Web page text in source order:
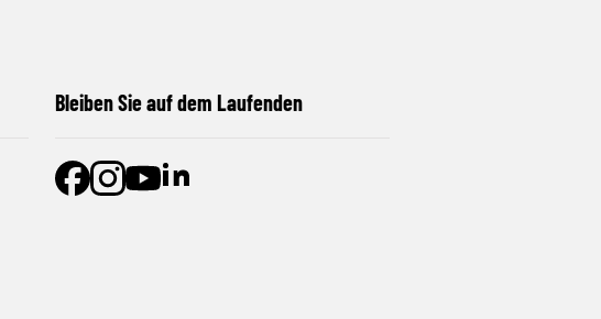
Bleiben Sie auf dem Laufenden